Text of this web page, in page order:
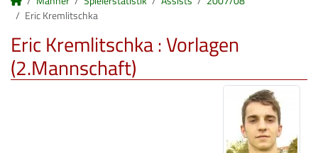
Eric Kremlitschka
Eric Kremlitschka : Vorlagen
(2.Mannschaft)